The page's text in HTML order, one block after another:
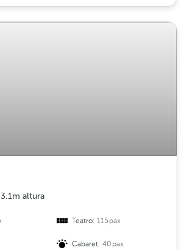
3.1m altura
Teatro:115pax
Cabaret:40pax